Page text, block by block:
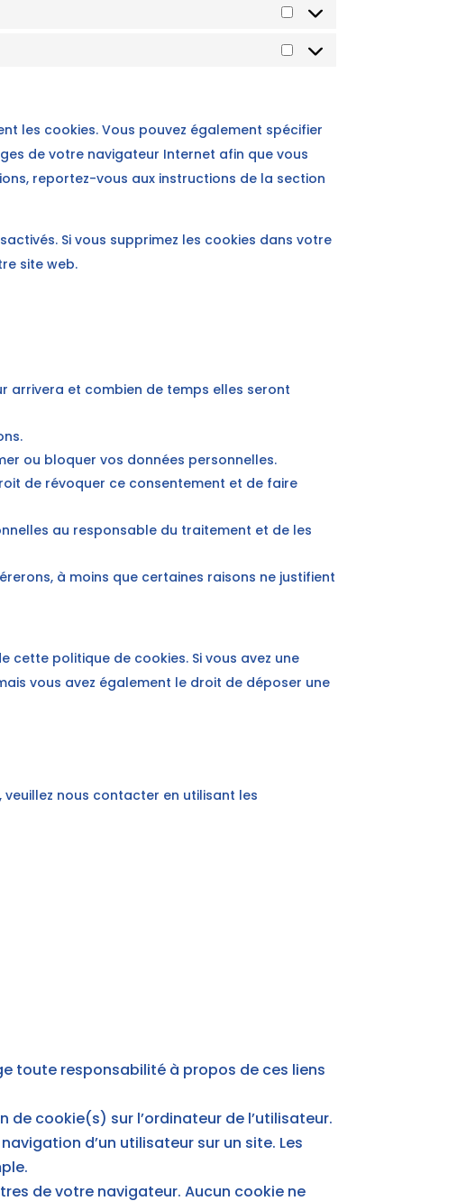
Statistiques
Marketing
les cookies. Vous pouvez également spécifier
de votre navigateur Internet afin que vous
reportez-vous aux instructions de la section
Si vous supprimez les cookies dans votre
site web.
arrivera et combien de temps elles seront
ou bloquer vos données personnelles.
de révoquer ce consentement et de faire
au responsable du traitement et de les
à moins que certaines raisons ne justifient
cette politique de cookies. Si vous avez une
vous avez également le droit de déposer une
nous contacter en utilisant les
toute responsabilité à propos de ces liens
cookie(s) sur l’ordinateur de l’utilisateur.
d’un utilisateur sur un site. Les
de votre navigateur. Aucun cookie ne